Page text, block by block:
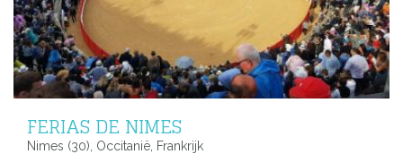
FERIAS DE NIMES
Nimes (30), Occitanië, Frankrijk